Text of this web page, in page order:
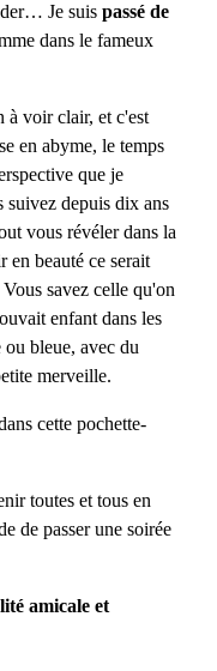
Je suis passé de
dans le fameux
à voir clair, et c'est
en abyme, le temps
que je
suivez depuis dix ans
vous révéler dans la
beauté ce serait
savez celle qu'on
enfant dans les
ou bleue, avec du
merveille.
cette pochette-
toutes et tous en
de passer une soirée
amicale et